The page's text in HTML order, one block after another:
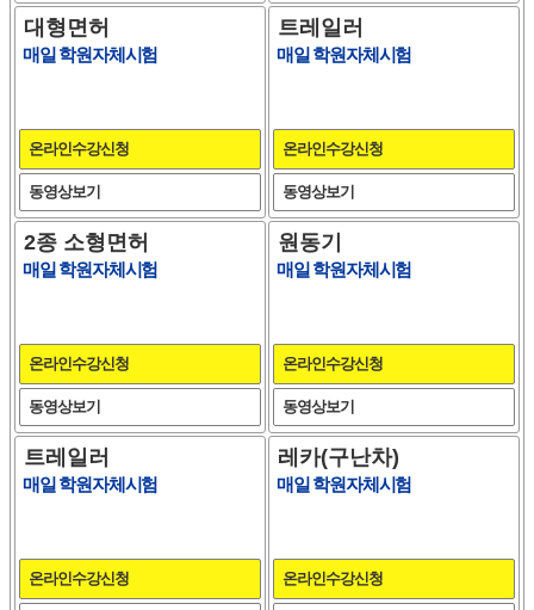
대형면허
매일 학원자체시험
온라인수강신청
동영상보기
트레일러
매일 학원자체시험
온라인수강신청
동영상보기
2종 소형면허
매일 학원자체시험
온라인수강신청
동영상보기
원동기
매일 학원자체시험
온라인수강신청
동영상보기
트레일러
매일 학원자체시험
온라인수강신청
레카(구난차)
매일 학원자체시험
온라인수강신청